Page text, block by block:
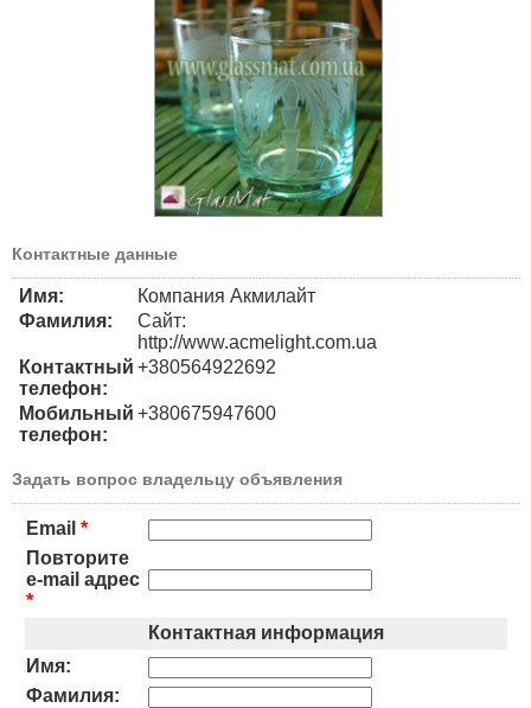
Контактные данные
Имя:
Компания Акмилайт
Фамилия:
Сайт:
http://www.acmelight.com.ua
Контактный
телефон:
+380564922692
Мобильный
телефон:
+380675947600
Задать вопрос владельцу объявления
Email *
Повторите
e-mail адрес
*
Контактная информация
Имя:
Фамилия: